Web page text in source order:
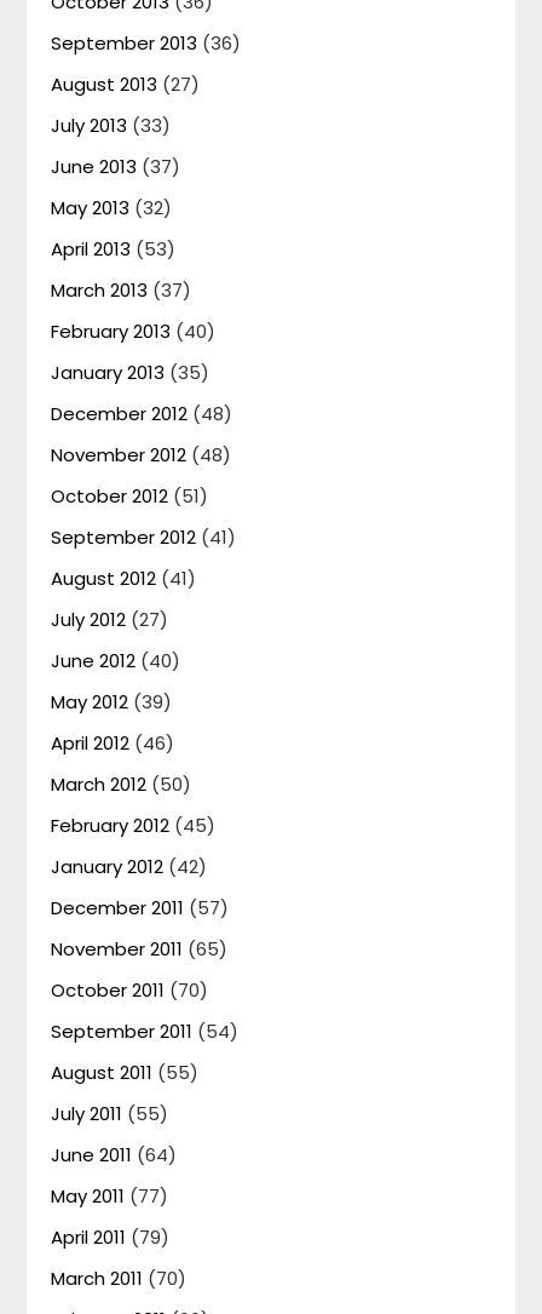
September 2013 (36)
August 2013 (27)
July 2013 (33)
June 2013 (37)
May 2013 (32)
April 2013 (53)
March 2013 (37)
February 2013 (40)
January 2013 (35)
December 2012 (48)
November 2012 (48)
October 2012 (51)
September 2012 (41)
August 2012 (41)
July 2012 (27)
June 2012 (40)
May 2012 (39)
April 2012 (46)
March 2012 (50)
February 2012 (45)
January 2012 (42)
December 2011 (57)
November 2011 (65)
October 2011 (70)
September 2011 (54)
August 2011 (55)
July 2011 (55)
June 2011 (64)
May 2011 (77)
April 2011 (79)
March 2011 (70)